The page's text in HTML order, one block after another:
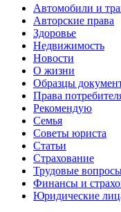
Автомобили и
Авторские права
Здоровье
Недвижимость
Новости
О жизни
Образцы
Права
Рекомендую
Семья
Советы юриста
Статьи
Страхование
Трудовые
Финансы и
Юридические